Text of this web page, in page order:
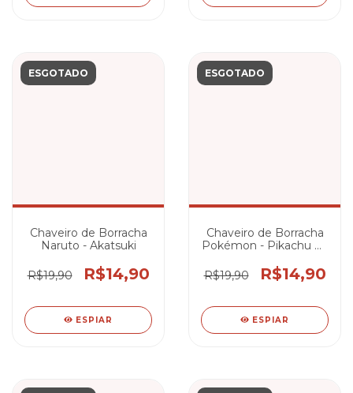
ESGOTADO
Chaveiro de Borracha
Naruto - Akatsuki
R$19,90 R$14,90
ESPIAR
ESGOTADO
Chaveiro de Borracha
Pokémon - Pikachu na
R$19,90
R$14,90
ESPIAR